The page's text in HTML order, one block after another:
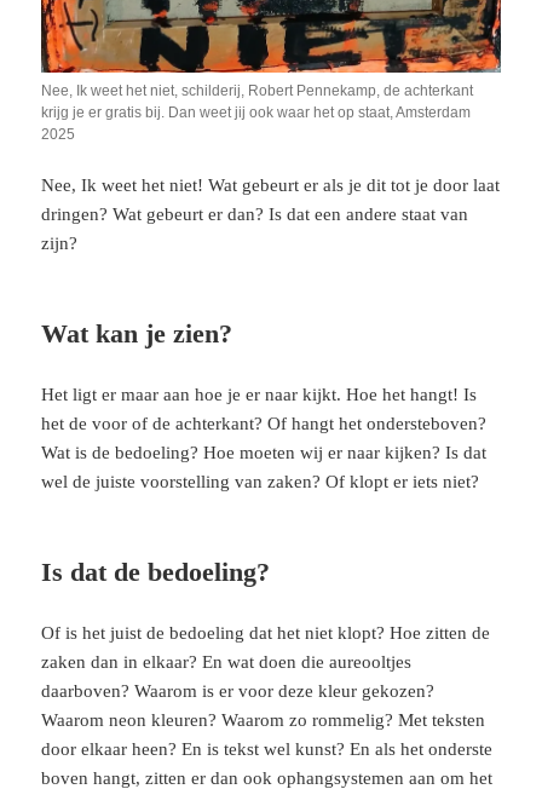
Nee, Ik weet het niet, schilderij, Robert Pennekamp, de achterkant
krijg je er gratis bij. Dan weet jij ook waar het op staat, Amsterdam
2025
Nee, Ik weet het niet! Wat gebeurt er als je dit tot je door laat
dringen? Wat gebeurt er dan? Is dat een andere staat van
zijn?
Wat kan je zien?
Het ligt er maar aan hoe je er naar kijkt. Hoe het hangt! Is
het de voor of de achterkant? Of hangt het ondersteboven?
Wat is de bedoeling? Hoe moeten wij er naar kijken? Is dat
wel de juiste voorstelling van zaken? Of klopt er iets niet?
Is dat de bedoeling?
Of is het juist de bedoeling dat het niet klopt? Hoe zitten de
zaken dan in elkaar? En wat doen die aureooltjes
daarboven? Waarom is er voor deze kleur gekozen?
Waarom neon kleuren? Waarom zo rommelig? Met teksten
door elkaar heen? En is tekst wel kunst? En als het onderste
boven hangt, zitten er dan ook ophangsystemen aan om het